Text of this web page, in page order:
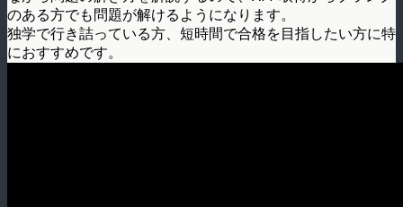
のある方でも問題が解けるようになります。
独学で行き詰っている方、短時間で合格を目指したい方に特
におすすめです。